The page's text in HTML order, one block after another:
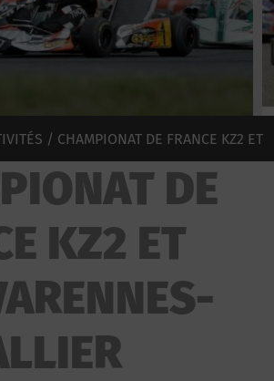
/ CHAMPIONAT DE FRANCE KZ2 ET
DE
KZ2 ET